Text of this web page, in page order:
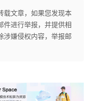
载文章，如果您发现本
件进行举报，并提供相
涉嫌侵权内容，举报邮